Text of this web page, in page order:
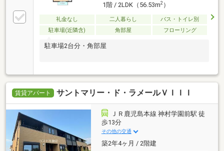
1階 / 2LDK（56.53m2）
礼金なし 二人暮らし
バス・トイレ別
駐車場(近隣含)
角部屋 フローリング
駐車場2台分・角部屋
賃貸アパート サントマリー・ド・ラメールＶＩＩＩ
ＪＲ鹿児島本線 神村学園前駅 徒
歩13分
その他の交通
築2年4ヶ月 / 2階建